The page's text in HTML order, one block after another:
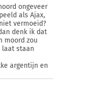
ongeveer
als Ajax,
vermoeid?
denk ik dat
moord zou
laat staan
argentijn en